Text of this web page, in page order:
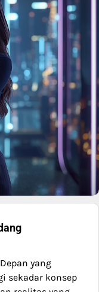
yang
sekadar konsep